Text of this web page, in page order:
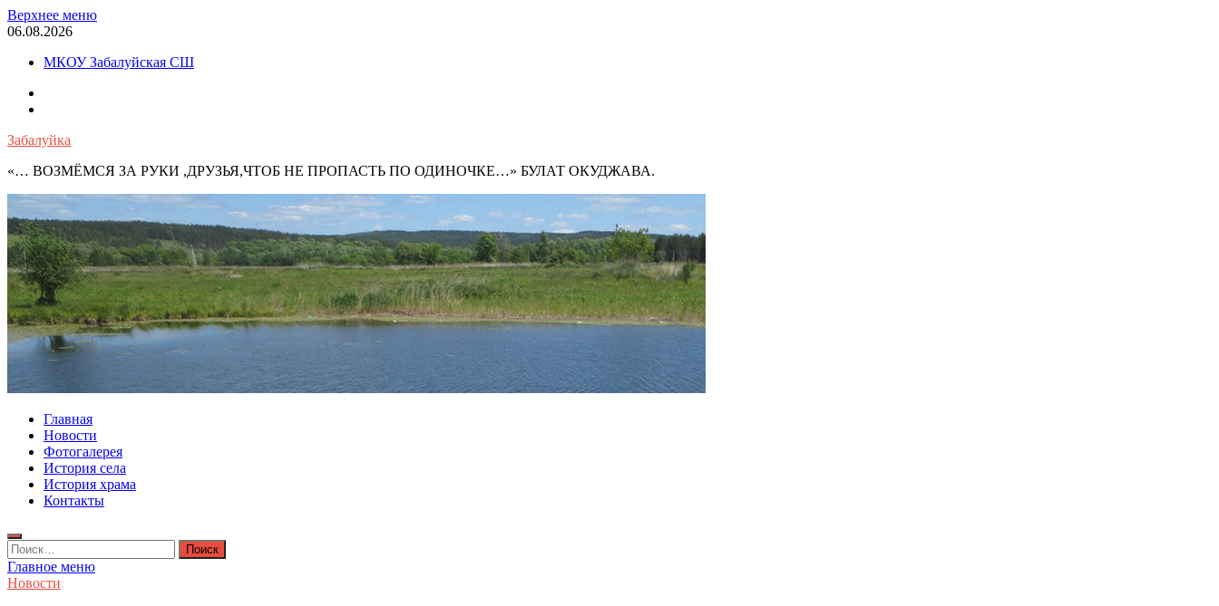
Перейти
к
Верхнее меню
06.08.2026
МКОУ Забалуйская СШ
Забалуйка
«… ВОЗМЁМСЯ ЗА РУКИ ,ДРУЗЬЯ,ЧТОБ НЕ ПРОПАСТЬ ПО ОДИНОЧКЕ…» БУЛАТ ОКУДЖАВА.
Главная
Новости
Фотогалерея
История села
История храма
Контакты
Найти:
Главное меню
Новости